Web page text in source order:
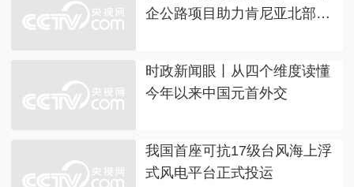
企公路项目助力肯尼亚北部发
时政新闻眼丨从四个维度读懂
今年以来中国元首外交
我国首座可抗17级台风海上浮
式风电平台正式投运